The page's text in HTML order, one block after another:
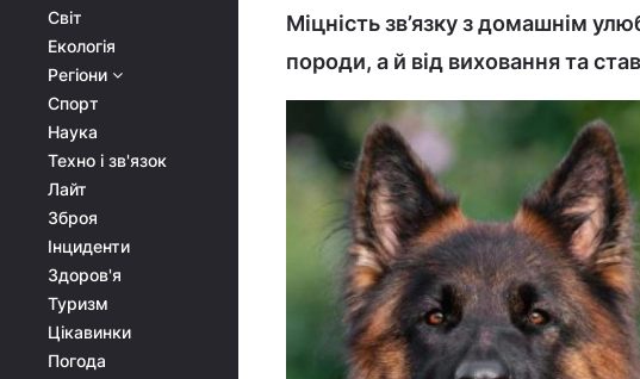
Світ
Екологія
Регіони
Спорт
Наука
Техно і зв'язок
Лайт
Зброя
Інциденти
Здоров'я
Туризм
Цікавинки
Погода
Міцність зв’язку з домашнім
породи, а й від виховання та